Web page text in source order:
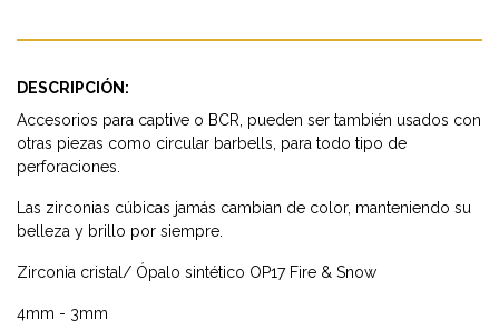
DESCRIPCIÓN:
Accesorios para captive o BCR, pueden ser también usados con
otras piezas como circular barbells, para todo tipo de
perforaciones.
Las zirconias cúbicas jamás cambian de color, manteniendo su
belleza y brillo por siempre.
Zirconia cristal/ Ópalo sintético OP17 Fire & Snow
4mm - 3mm